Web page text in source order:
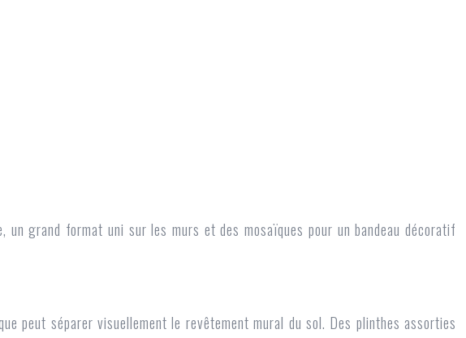
grand format uni sur les murs et des mosaïques pour un bandeau décoratif
peut séparer visuellement le revêtement mural du sol. Des plinthes assorties